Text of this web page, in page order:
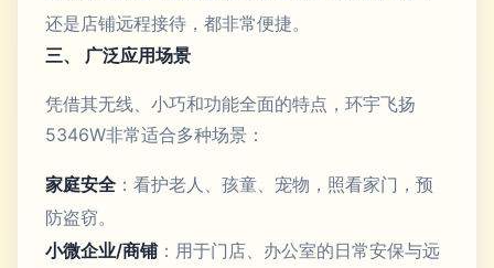
还是店铺远程接待，都非常便捷。
三、 广泛应用场景
凭借其无线、小巧和功能全面的特点，环宇飞扬
5346W非常适合多种场景：
家庭安全 ：看护老人、孩童、宠物，照看家门，预
防盗窃。
小微企业/商铺：用于门店、办公室的日常安保与远